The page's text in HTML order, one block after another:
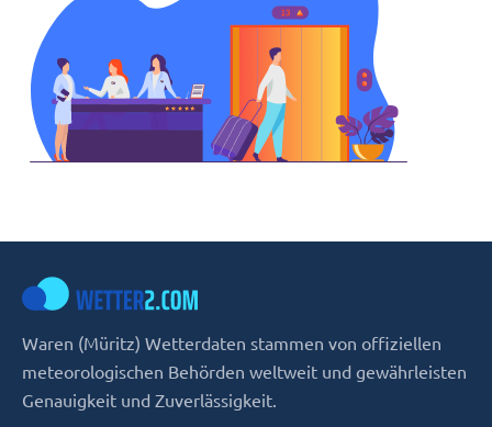
Waren (Müritz) Wetterdaten stammen von offiziellen
meteorologischen Behörden weltweit und gewährleisten
Genauigkeit und Zuverlässigkeit.